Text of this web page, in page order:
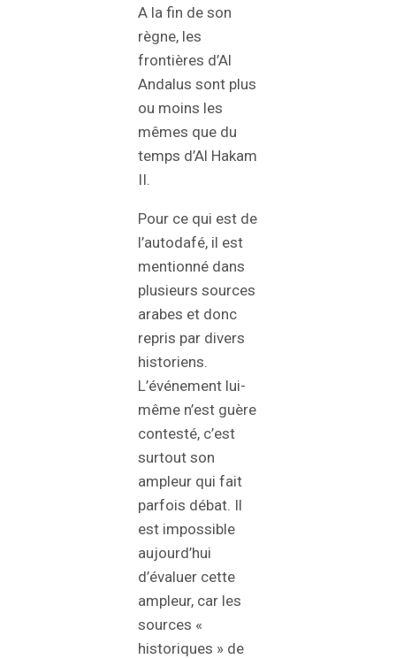
A la fin de son
règne, les
frontières d’Al
Andalus sont plus
ou moins les
mêmes que du
temps d’Al Hakam
II.
Pour ce qui est de
l’autodafé, il est
mentionné dans
plusieurs sources
arabes et donc
repris par divers
historiens.
L’événement lui-
même n’est guère
contesté, c’est
surtout son
ampleur qui fait
parfois débat. Il
est impossible
aujourd’hui
d’évaluer cette
ampleur, car les
sources «
historiques » de